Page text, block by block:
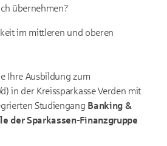
übernehmen?
im mittleren und oberen
Ihre Ausbildung zum
in der Kreissparkasse Verden mit
Studiengang Banking &
der Sparkassen-Finanzgruppe